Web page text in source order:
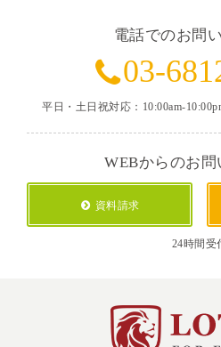
電話でのお問
03-
平日・土日祝対応：10:00am-
WEBからのお問
資料請求
24時間受